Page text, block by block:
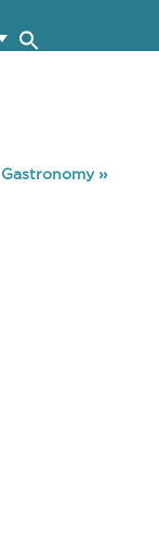
Gastronomy»